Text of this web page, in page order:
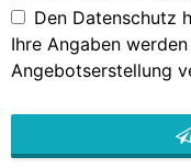
Den Datenschutz
Ihre Angaben
Angebotserstellung